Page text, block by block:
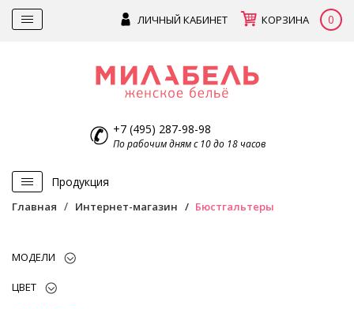
ЛИЧНЫЙ КАБИНЕТ КОРЗИНА 0
+7 (495) 287-98-98
По рабочим дням с 10 до 18 часов
Продукция
Главная Интернет-магазин Бюстгальтеры
МОДЕЛИ
ЦВЕТ